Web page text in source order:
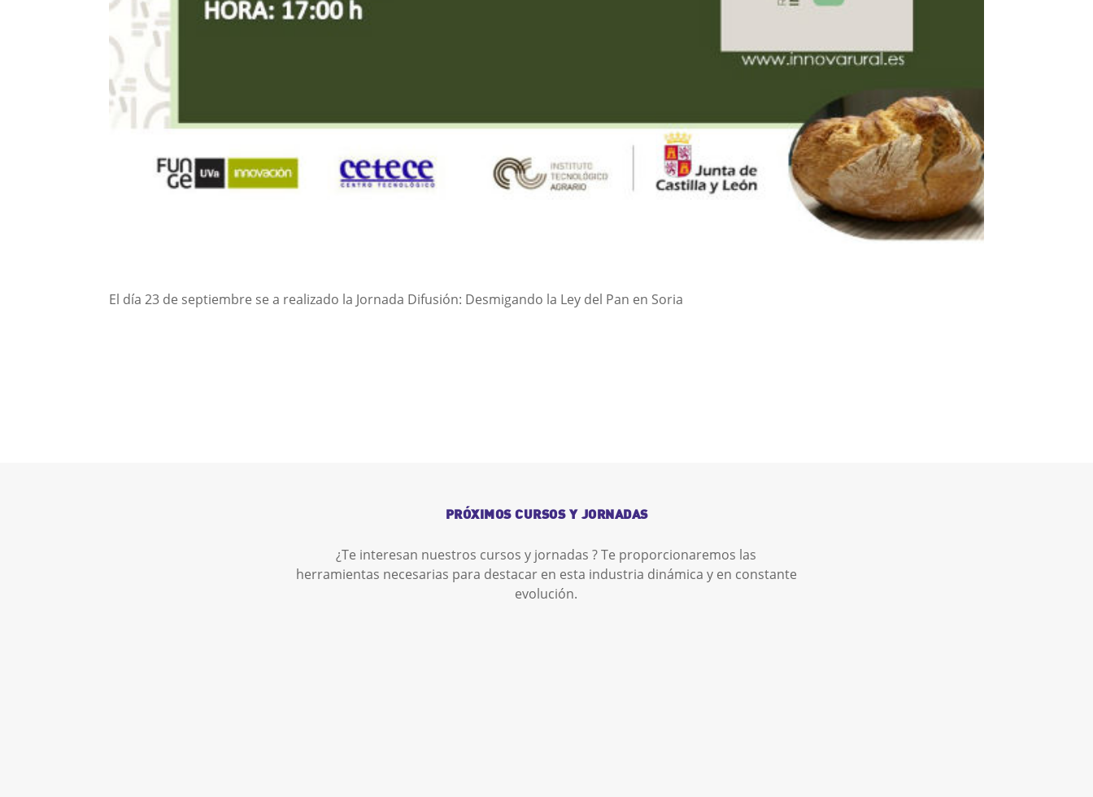
El día 23 de septiembre se a realizado la Jornada Difusión: Desmigando la Ley del Pan en Soria
PRÓXIMOS CURSOS Y JORNADAS
¿Te interesan nuestros cursos y jornadas ? Te proporcionaremos las
herramientas necesarias para destacar en esta industria dinámica y en constante
evolución.